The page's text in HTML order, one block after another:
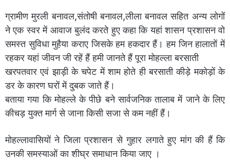
ग्रामीण मुरली बनावल,संतोषी बनावल,लीला बनावल सहित अन्य लोगों
ने एक स्वर में आवाज बुलंद करते हुए कहा कि यहां शासन प्रशासन वो
समस्त सुविधा मुहैया कराए जिसके हम हकदार हैं। हम जिन हालातों में
रहकर यहां जीवन जी रहें हैं हमी जानते हैं पूरा मोहल्ला बरसाती
खरपतवार एवं झाड़ी के चपेट में शाम होते ही बरसाती कीड़े मकोड़ों के
डर के कारण घरों में दुबक जाते हैं।
बताया गया कि मोहल्ले के पीछे बने सार्वजनिक तालाब में जाने के लिए
कीचड़ युक्त मार्ग से जाना किसी सजा से कम नहीं हैं।
मोहल्लावासियों ने जिला प्रशासन से गुहार लगाते हुए मांग की हैं कि
उनकी समस्याओं का शीघ्र समाधान किया जाए ।